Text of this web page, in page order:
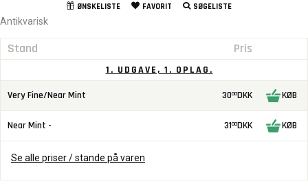
ØNSKELISTE FAVORIT SØGELISTE
Antikvarisk
Stand Pris
1. UDGAVE, 1. OPLAG.
Very Fine/Near Mint 3000DKK KØB
Near Mint - 3100DKK KØB
Se alle priser / stande på varen